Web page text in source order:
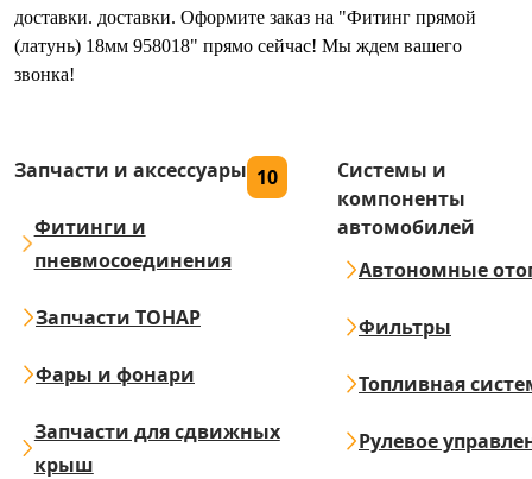
доставки. доставки. Оформите заказ на "Фитинг прямой
(латунь) 18мм 958018" прямо сейчас! Мы ждем вашего
звонка!
Запчасти и аксессуары 10
Фитинги и
пневмосоединения
Запчасти ТОНАР
Фары и фонари
Запчасти для сдвижных
крыш
Системы и
компоненты
автомобилей
Автономные
Фильтры
Топливная
Рулевое